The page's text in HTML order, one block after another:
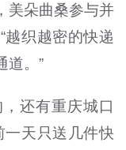
朵曲桑参与并
越织越密的快递
道。”
还有重庆城口
一天只送几件快